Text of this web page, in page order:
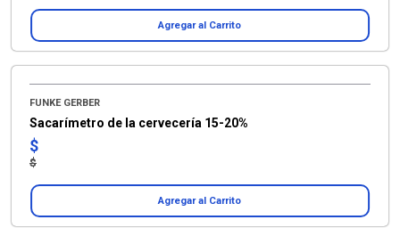
Agregar al Carrito
FUNKE GERBER
Sacarímetro de la cervecería 15-20%
$
$
Agregar al Carrito